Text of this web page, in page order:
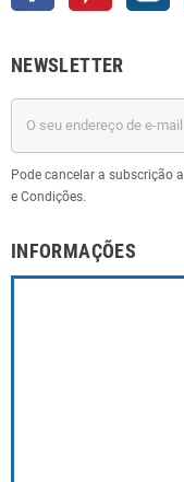
NEWSLETTER
Pode cancelar a subscrição
e Condições.
INFORMAÇÕES